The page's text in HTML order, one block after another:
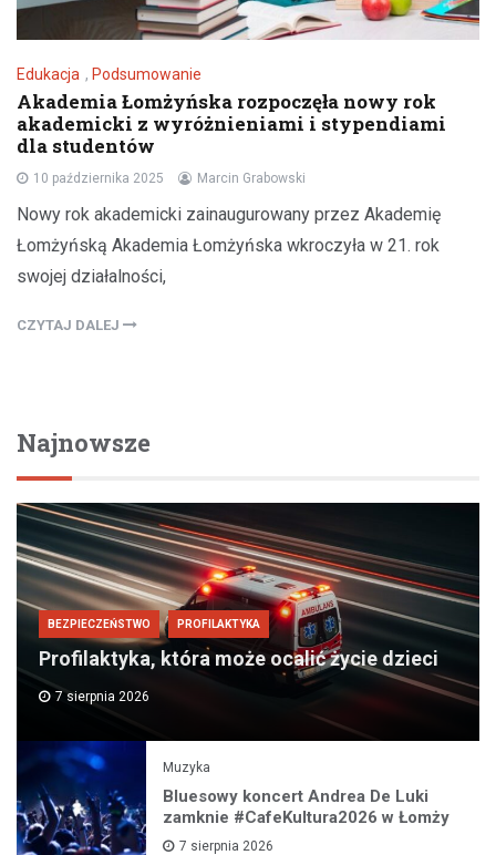
Edukacja , Podsumowanie
Akademia Łomżyńska rozpoczęła nowy rok
akademicki z wyróżnieniami i stypendiami
dla studentów
10 października 2025 Marcin Grabowski
Nowy rok akademicki zainaugurowany przez Akademię
Łomżyńską Akademia Łomżyńska wkroczyła w 21. rok
swojej działalności,
CZYTAJ DALEJ
Najnowsze
BEZPIECZEŃSTWO PROFILAKTYKA
Profilaktyka, która może ocalić życie dzieci
7 sierpnia 2026
Muzyka
Bluesowy koncert Andrea De Luki
zamknie #CafeKultura2026 w Łomży
7 sierpnia 2026